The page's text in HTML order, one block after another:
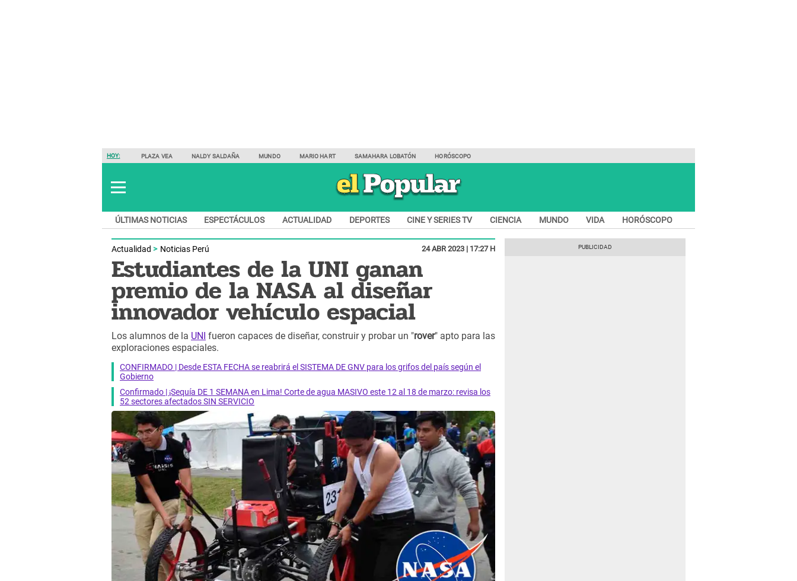
HOY: PLAZA VEA NALDY SALDAÑA MUNDO MARIO HART SAMAHARA LOBATÓN HORÓSCOPO
ÚLTIMAS NOTICIAS ESPECTÁCULOS ACTUALIDAD DEPORTES CINE Y SERIES TV CIENCIA MUNDO VIDA HORÓSCOPO
Actualidad Noticias Perú 24 ABR 2023 | 17:27 H
Estudiantes de la UNI ganan
premio de la NASA al diseñar
innovador vehículo espacial
Los alumnos de la UNI fueron capaces de diseñar, construir y probar un "rover" apto para las
exploraciones espaciales.
CONFIRMADO | Desde ESTA FECHA se reabrirá el SISTEMA DE GNV para los grifos del país según el
Gobierno
Confirmado | ¡Sequía DE 1 SEMANA en Lima! Corte de agua MASIVO este 12 al 18 de marzo: revisa los
52 sectores afectados SIN SERVICIO